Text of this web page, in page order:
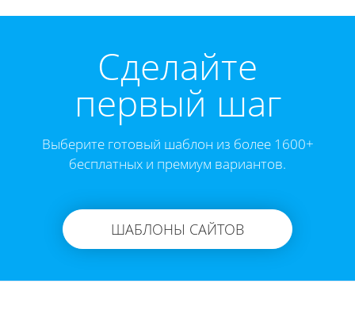
Cделайте
первый шаг
Выберите готовый шаблон из более 1600+
бесплатных и премиум вариантов.
ШАБЛОНЫ САЙТОВ